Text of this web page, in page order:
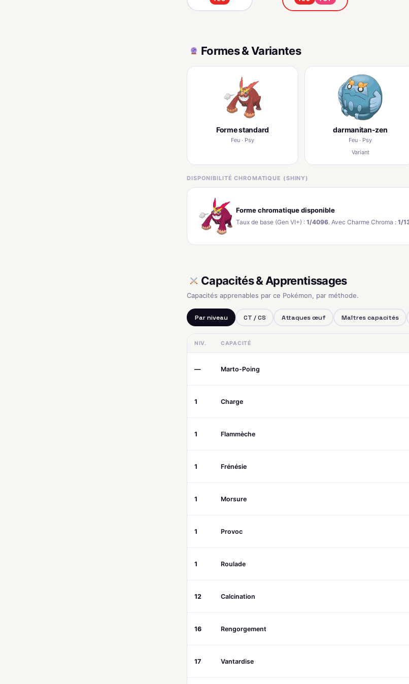
Formes & Variantes
Forme standard
Feu · Psy
darmanitan-zen
Feu · Psy
Variant
DISPONIBILITÉ CHROMATIQUE (SHINY)
Forme chromatique disponible
Taux de base (Gen VI+) : 1/4096. Avec Charme Chroma : 1/
Capacités & Apprentissages
Capacités apprenables par ce Pokémon, par méthode.
Par niveau CT / CS Attaques œuf Maîtres capacités
NIV. CAPACITÉ
— Marto-Poing
1 Charge
1 Flammèche
1 Frénésie
1 Morsure
1 Provoc
1 Roulade
12 Calcination
16 Rengorgement
17 Vantardise